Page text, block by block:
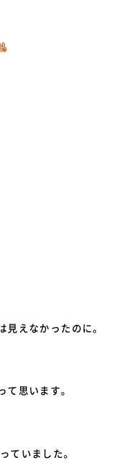
えなかったのに。
思います。
ていました。